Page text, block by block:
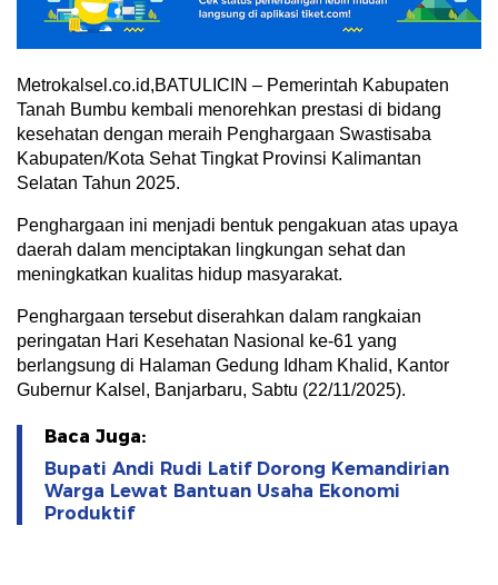
Metrokalsel.co.id,BATULICIN – Pemerintah Kabupaten
Tanah Bumbu kembali menorehkan prestasi di bidang
kesehatan dengan meraih Penghargaan Swastisaba
Kabupaten/Kota Sehat Tingkat Provinsi Kalimantan
Selatan Tahun 2025.
Penghargaan ini menjadi bentuk pengakuan atas upaya
daerah dalam menciptakan lingkungan sehat dan
meningkatkan kualitas hidup masyarakat.
Penghargaan tersebut diserahkan dalam rangkaian
peringatan Hari Kesehatan Nasional ke-61 yang
berlangsung di Halaman Gedung Idham Khalid, Kantor
Gubernur Kalsel, Banjarbaru, Sabtu (22/11/2025).
Baca Juga:
Bupati Andi Rudi Latif Dorong Kemandirian
Warga Lewat Bantuan Usaha Ekonomi
Produktif